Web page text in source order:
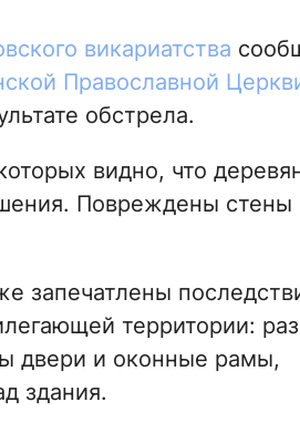
викариатства
Православной
обстрела.
видно, что
Повреждены стены
запечатлены
территории:
двери и оконные рамы,
здания.